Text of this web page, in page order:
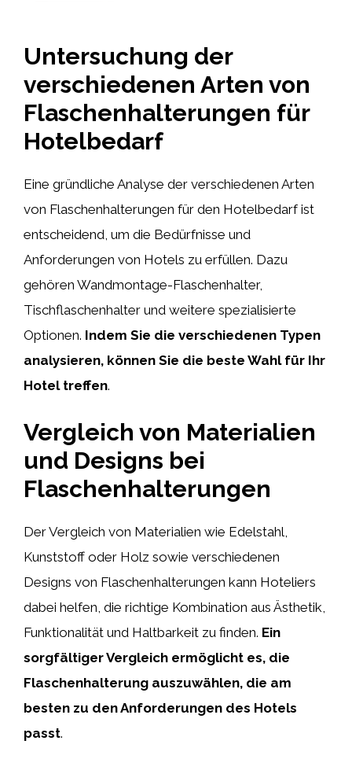
Untersuchung der
verschiedenen Arten von
Flaschenhalterungen für
Hotelbedarf
Eine gründliche Analyse der verschiedenen Arten
von Flaschenhalterungen für den Hotelbedarf ist
entscheidend, um die Bedürfnisse und
Anforderungen von Hotels zu erfüllen. Dazu
gehören Wandmontage-Flaschenhalter,
Tischflaschenhalter und weitere spezialisierte
Optionen. Indem Sie die verschiedenen Typen
analysieren, können Sie die beste Wahl für Ihr
Hotel treffen.
Vergleich von Materialien
und Designs bei
Flaschenhalterungen
Der Vergleich von Materialien wie Edelstahl,
Kunststoff oder Holz sowie verschiedenen
Designs von Flaschenhalterungen kann Hoteliers
dabei helfen, die richtige Kombination aus Ästhetik,
Funktionalität und Haltbarkeit zu finden. Ein
sorgfältiger Vergleich ermöglicht es, die
Flaschenhalterung auszuwählen, die am
besten zu den Anforderungen des Hotels
passt.